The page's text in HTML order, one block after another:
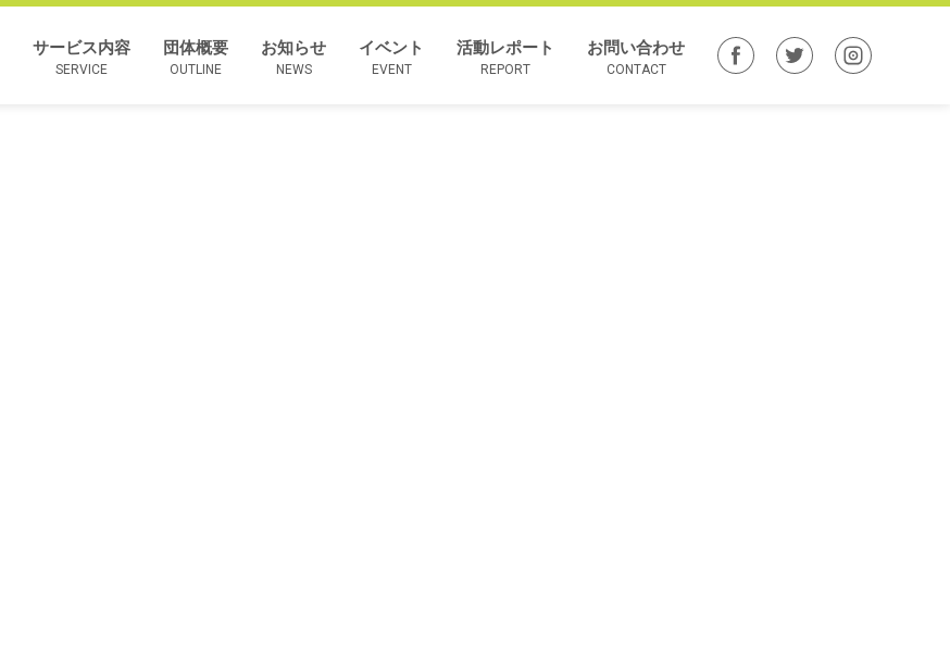
サービス内容
SERVICE
団体概要
OUTLINE
お知らせ
NEWS
イベント
EVENT
活動レポート
REPORT
お問い合わせ
CONTACT